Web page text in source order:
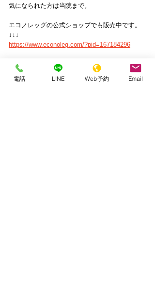
気になられた方は当院まで。
エコノレッグの公式ショップでも販売中です。
↓↓↓
https://www.econoleg.com/?pid=167184296
電話 LINE Web予約 Email